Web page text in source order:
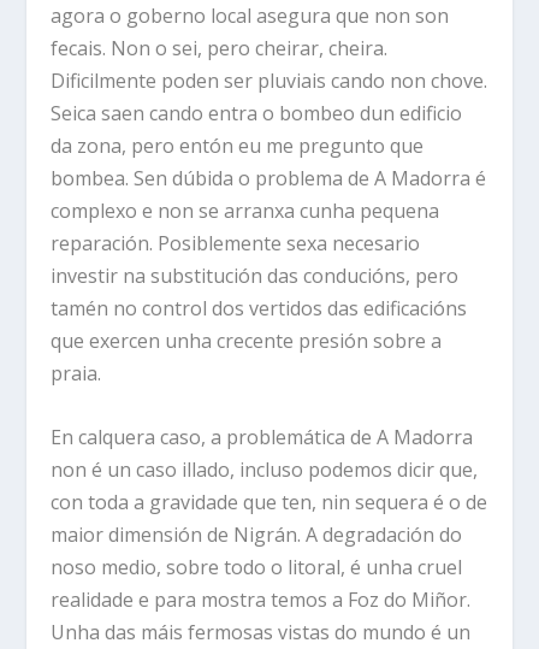
agora o goberno local asegura que non son
fecais. Non o sei, pero cheirar, cheira.
Dificilmente poden ser pluviais cando non chove.
Seica saen cando entra o bombeo dun edificio
da zona, pero entón eu me pregunto que
bombea. Sen dúbida o problema de A Madorra é
complexo e non se arranxa cunha pequena
reparación. Posiblemente sexa necesario
investir na substitución das conducións, pero
tamén no control dos vertidos das edificacións
que exercen unha crecente presión sobre a
praia.
En calquera caso, a problemática de A Madorra
non é un caso illado, incluso podemos dicir que,
con toda a gravidade que ten, nin sequera é o de
maior dimensión de Nigrán. A degradación do
noso medio, sobre todo o litoral, é unha cruel
realidade e para mostra temos a Foz do Miñor.
Unha das máis fermosas vistas do mundo é un